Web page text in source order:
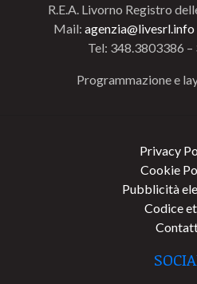
R.E.A. Livorno Registro
Mail: agenzia@livesrl.info
Tel: 348.3803386
Programmazione e
Privacy
Cookie
Pubblicità
Codice